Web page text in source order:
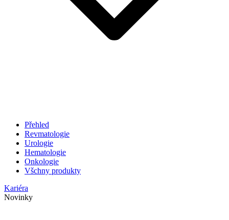
Přehled
Revmatologie
Urologie
Hematologie
Onkologie
Všchny produkty
Kariéra
Novinky